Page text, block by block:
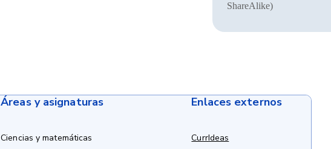
ShareAlike)
Áreas y asignaturas
Ciencias y matemáticas
Enlaces externos
CurrIdeas